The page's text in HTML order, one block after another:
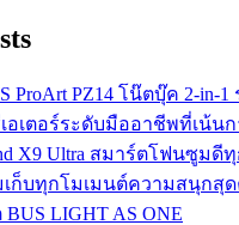
ProArt PZ14 โน๊ตบุ๊ค 2-in-1
อเตอร์ระดับมืออาชีพที่เน้น
X9 Ultra สมาร์ตโฟนซูมดี
เก็บทุกโมเมนต์ความสนุกสุ
LIGHT AS ONE